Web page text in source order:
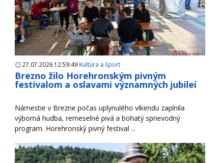
27.07.2026 12:59:49 Kultúra a šport
Brezno žilo Horehronským pivným
festivalom a oslavami významných jubileí
Námestie v Brezne počas uplynulého víkendu zaplnila
výborná hudba, remeselné pivá a bohatý sprievodný
program. Horehronský pivný festival ...